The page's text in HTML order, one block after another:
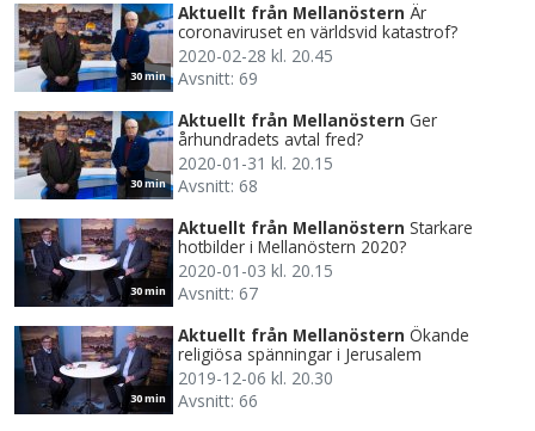
30 min
Aktuellt från Mellanöstern Är
coronaviruset en världsvid katastrof?
2020-02-28 kl. 20.45
Avsnitt: 69
30 min
Aktuellt från Mellanöstern Ger
århundradets avtal fred?
2020-01-31 kl. 20.15
Avsnitt: 68
30 min
Aktuellt från Mellanöstern Starkare
hotbilder i Mellanöstern 2020?
2020-01-03 kl. 20.15
Avsnitt: 67
30 min
Aktuellt från Mellanöstern Ökande
religiösa spänningar i Jerusalem
2019-12-06 kl. 20.30
Avsnitt: 66